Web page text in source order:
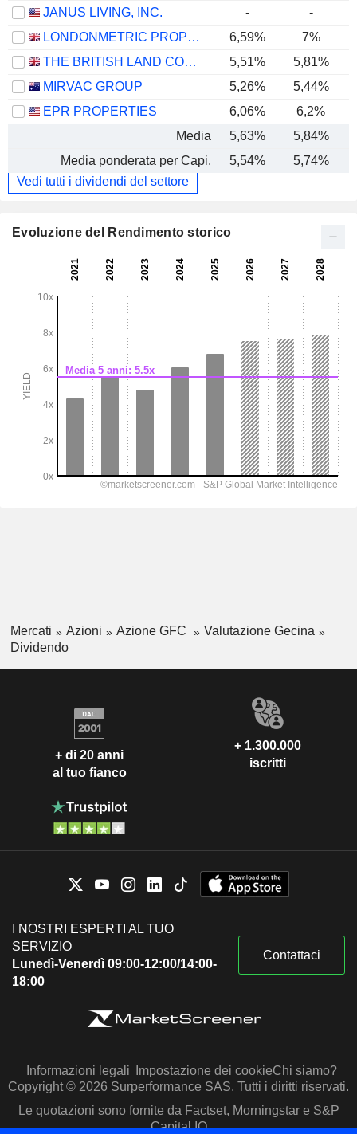
JANUS LIVING, INC.
-
-
LONDONMETRIC PROPERTY PLC
6,59% 7%
THE BRITISH LAND COMPANY PLC
5,51%
5,81%
MIRVAC GROUP
5,26% 5,44%
EPR PROPERTIES
6,06% 6,2%
Media
5,63% 5,84%
Media ponderata per Capi.
5,54% 5,74%
Vedi tutti i dividendi del settore
Evoluzione del Rendimento storico
Mercati Azioni Azione GFC
Valutazione Gecina
Dividendo
+ di 20 anni
al tuo fianco
+ 1.300.000
iscritti
I NOSTRI ESPERTI AL TUO
SERVIZIO
Lunedì-Venerdì 09:00-12:00/14:00-
18:00
Contattaci
Informazioni legali Impostazione dei cookieChi siamo?
Copyright © 2026 Surperformance SAS. Tutti i diritti riservati.
Le quotazioni sono fornite da Factset, Morningstar e S&P
Capital IQ